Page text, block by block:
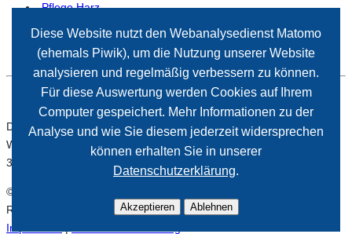
-Pflege Harz
Der Paritätische Sachsen-Anhalt
Wiener Straße 2
39112 Magdeburg
© 2026 Paritätischer Wohlfahrtsverband Sachsen-Anhalt. Alle
Rechte vorbehalten.
Impressum
Diese Website nutzt den Webanalysedienst Matomo
(ehemals Piwik), um die Nutzung unserer Website
analysieren und regelmäßig verbessern zu können.
Für diese Auswertung werden Cookies auf Ihrem
Computer gespeichert. Mehr Informationen zu der
Analyse und wie Sie diesem jederzeit widersprechen
können erhalten Sie in unserer
Datenschutzerklärung.
Akzeptieren Ablehnen